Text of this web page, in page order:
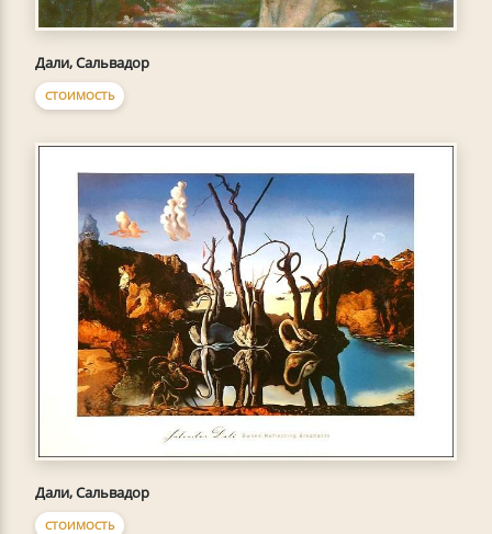
Дали, Сальвадор
СТОИМОСТЬ
Дали, Сальвадор
СТОИМОСТЬ